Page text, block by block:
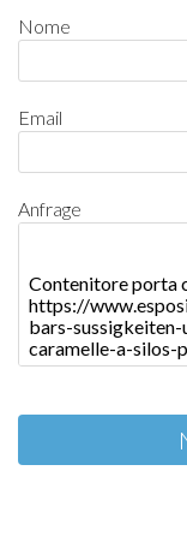
Nome
Email
Anfrage